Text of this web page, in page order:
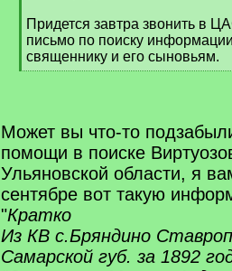
Придется завтра звонить в
письмо по поиску
священнику и его сыновьям.
[
Может вы что-то
помощи в поиске
Ульяновской области, я
сентябре вот такую
"Кратко
Из КВ с.Бряндино
Самарской губ. за 1892